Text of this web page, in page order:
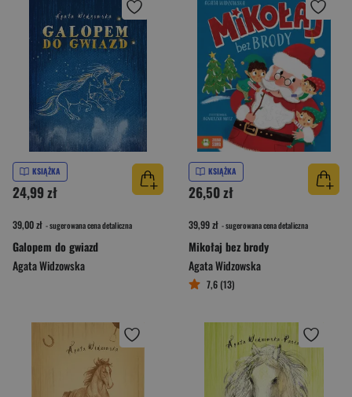
KSIĄŻKA
24,99 zł
39,00 zł - sugerowana cena detaliczna
Galopem do gwiazd
Agata Widzowska
KSIĄŻKA
26,50 zł
39,99 zł - sugerowana cena detaliczna
Mikołaj bez brody
Agata Widzowska
7,6 (13)